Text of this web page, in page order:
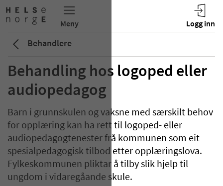
Behandlere
Behandling hos logoped eller
audiopedagog
Barn i grunnskulen og vaksne med særskilt behov
for opplæring kan ha rett til logoped- eller
audiopedagogtenester frå kommunen som eit
spesialpedagogisk tilbod etter opplæringslova.
Fylkeskommunen pliktar å tilby slik hjelp til
ungdom i vidaregåande skule.